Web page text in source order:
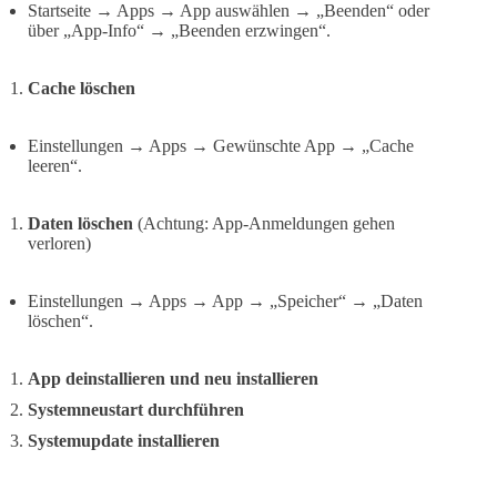
Startseite → Apps → App auswählen → „Beenden“ oder
über „App-Info“ → „Beenden erzwingen“.
Cache löschen
Einstellungen → Apps → Gewünschte App → „Cache
leeren“.
Daten löschen (Achtung: App-Anmeldungen gehen
verloren)
Einstellungen → Apps → App → „Speicher“ → „Daten
löschen“.
App deinstallieren und neu installieren
Systemneustart durchführen
Systemupdate installieren